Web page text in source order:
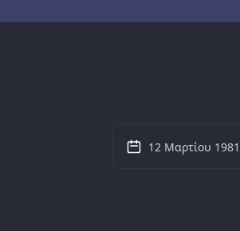
12 Μαρτίου 1981